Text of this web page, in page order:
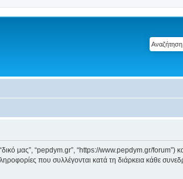
μας”, “pepdym.gr”, “https://www.pepdym.gr/forum”)
που συλλέγονται κατά τη διάρκεια κάθε